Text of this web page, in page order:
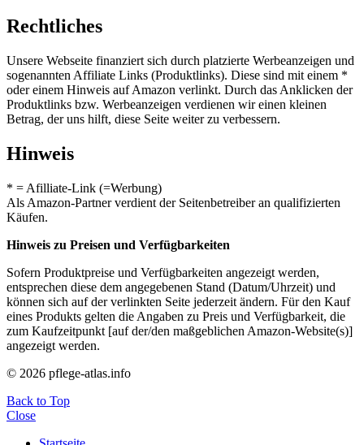
Rechtliches
Unsere Webseite finanziert sich durch platzierte Werbeanzeigen und
sogenannten Affiliate Links (Produktlinks). Diese sind mit einem *
oder einem Hinweis auf Amazon verlinkt. Durch das Anklicken der
Produktlinks bzw. Werbeanzeigen verdienen wir einen kleinen
Betrag, der uns hilft, diese Seite weiter zu verbessern.
Hinweis
* = Afilliate-Link (=Werbung)
Als Amazon-Partner verdient der Seitenbetreiber an qualifizierten
Käufen.
Hinweis zu Preisen und Verfügbarkeiten
Sofern Produktpreise und Verfügbarkeiten angezeigt werden,
entsprechen diese dem angegebenen Stand (Datum/Uhrzeit) und
können sich auf der verlinkten Seite jederzeit ändern. Für den Kauf
eines Produkts gelten die Angaben zu Preis und Verfügbarkeit, die
zum Kaufzeitpunkt [auf der/den maßgeblichen Amazon-Website(s)]
angezeigt werden.
© 2026 pflege-atlas.info
Back to Top
Close